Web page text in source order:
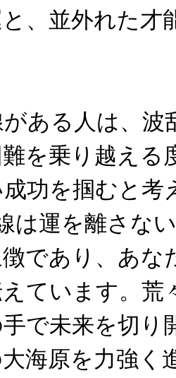
、並外れた才
ある人は、波
を乗り越える
功を掴むと考
は運を離さな
であり、あな
ています。荒
で未来を切り
海原を力強く